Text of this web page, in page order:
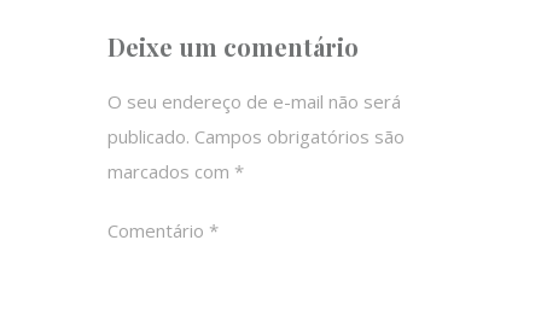
Deixe um comentário
O seu endereço de e-mail não será
publicado. Campos obrigatórios são
marcados com *
Comentário *